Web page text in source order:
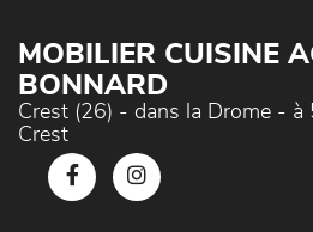
MOBILIER CUISINE
BONNARD
Crest (26) - dans la Drome - à
Crest